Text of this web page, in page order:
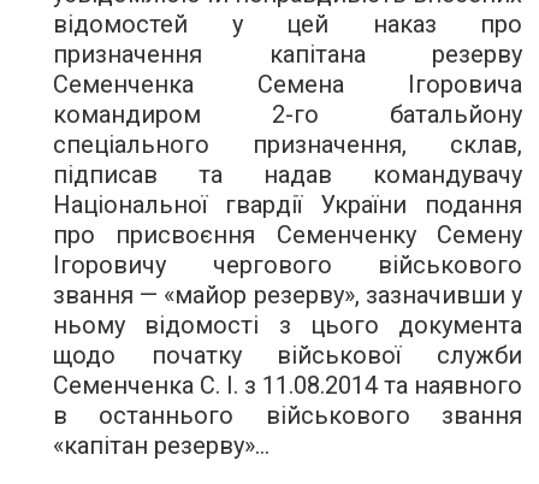
відомостей у цей наказ про
призначення капітана резерву
Семенченка Семена Ігоровича
командиром 2-го батальйону
спеціального призначення, склав,
підписав та надав командувачу
Національної гвардії України подання
про присвоєння Семенченку Семену
Ігоровичу чергового військового
звання — «майор резерву», зазначивши у
ньому відомості з цього документа
щодо початку військової служби
Семенченка С. І. з 11.08.2014 та наявного
в останнього військового звання
«капітан резерву»…